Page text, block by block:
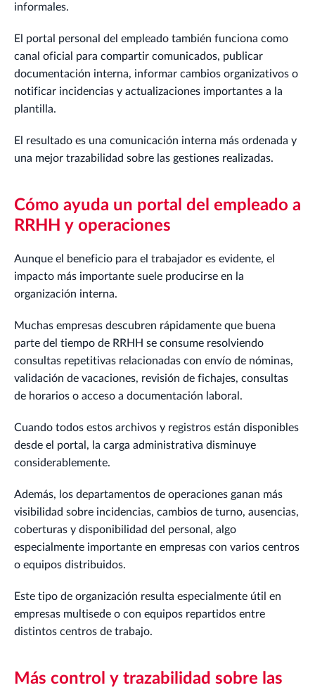
informales.
El portal personal del empleado también funciona como
canal oficial para compartir comunicados, publicar
documentación interna, informar cambios organizativos o
notificar incidencias y actualizaciones importantes a la
plantilla.
El resultado es una comunicación interna más ordenada y
una mejor trazabilidad sobre las gestiones realizadas.
Cómo ayuda un portal del empleado a
RRHH y operaciones
Aunque el beneficio para el trabajador es evidente, el
impacto más importante suele producirse en la
organización interna.
Muchas empresas descubren rápidamente que buena
parte del tiempo de RRHH se consume resolviendo
consultas repetitivas relacionadas con envío de nóminas,
validación de vacaciones, revisión de fichajes, consultas
de horarios o acceso a documentación laboral.
Cuando todos estos archivos y registros están disponibles
desde el portal, la carga administrativa disminuye
considerablemente.
Además, los departamentos de operaciones ganan más
visibilidad sobre incidencias, cambios de turno, ausencias,
coberturas y disponibilidad del personal, algo
especialmente importante en empresas con varios centros
o equipos distribuidos.
Este tipo de organización resulta especialmente útil en
empresas multisede o con equipos repartidos entre
distintos centros de trabajo.
Más control y trazabilidad sobre las